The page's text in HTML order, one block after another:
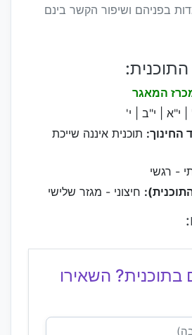
בפניהם ושיפור הקשר בינם
המאגר
י"א | י"ב | י'
החינוך: תוכנית איננה שייכת
- רגשי
חיצוני - מגזר שלישי
בתוכנית? השאירו